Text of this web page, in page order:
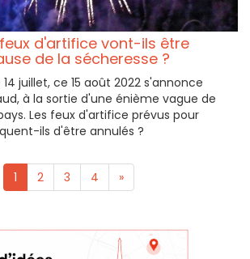
d'artifice vont-ils être
de la sécheresse ?
juillet, ce 15 août 2022 s'annonce
à la sortie d'une énième vague de
Les feux d'artifice prévus pour
ils d'être annulés ?
1 2 3 4 »